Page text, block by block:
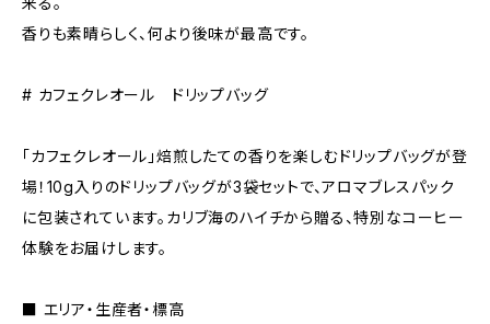
香りも素晴らしく、何より後味が最高です。
# カフェクレオール ドリップバッグ
「カフェクレオール」焙煎したての香りを楽しむドリップバッグが登
場！10g入りのドリップバッグが3袋セットで、アロマブレスパック
に包装されています。カリブ海のハイチから贈る、特別なコーヒー
体験をお届けします。
■ エリア・生産者・標高